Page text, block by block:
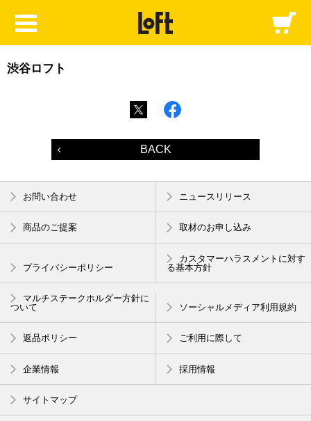
渋谷ロフト
BACK
お問い合わせ ニュースリリース
商品のご提案 取材のお申し込み
プライバシーポリシー
カスタマーハラスメントに対す
る基本方針
マルチステークホルダー方針に
ついて
ソーシャルメディア利用規約
返品ポリシー ご利用に際して
企業情報 採用情報
サイトマップ